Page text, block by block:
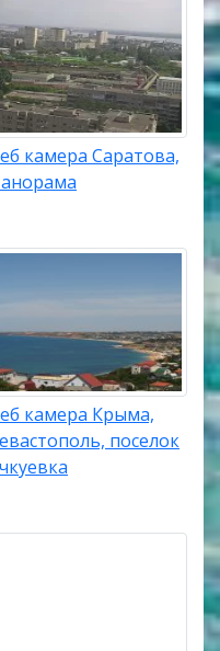
камера Саратова,
камера Крыма,
поселок